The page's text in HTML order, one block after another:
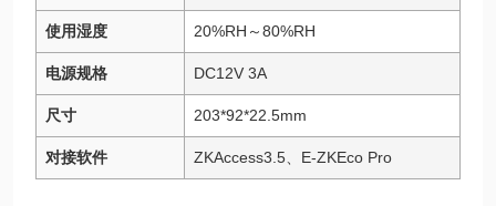
使用湿度 20%RH～80%RH
电源规格 DC12V 3A
尺寸 203*92*22.5mm
对接软件 ZKAccess3.5、E-ZKEco Pro